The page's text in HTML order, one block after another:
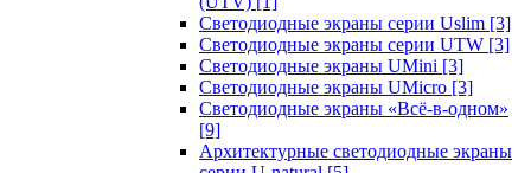
Светодиодные экраны серии Uslim [3]
Светодиодные экраны серии UTW [3]
Светодиодные экраны UMini [3]
Светодиодные экраны UMicro [3]
Светодиодные экраны «Всё-в-одном»
[9]
Архитектурные светодиодные экраны